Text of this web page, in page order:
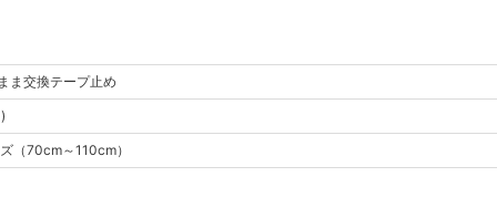
ま交換テープ止め
（70cm～110cm）